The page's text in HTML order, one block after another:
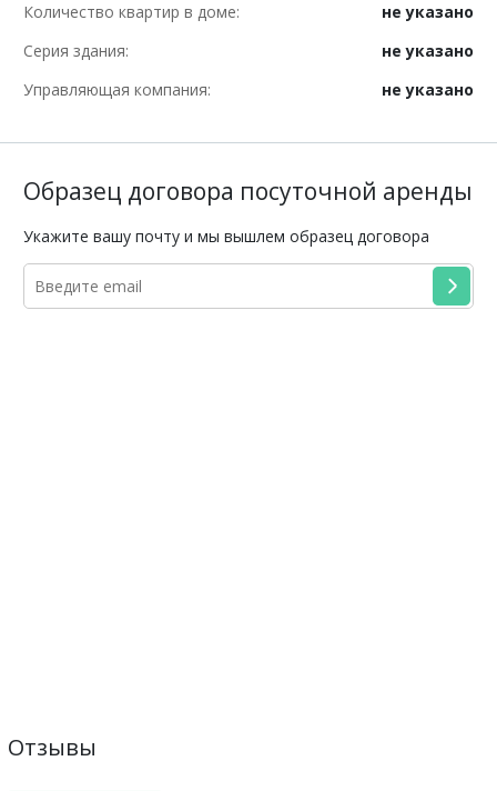
Количество квартир в доме:
не указано
Серия здания:
не указано
Управляющая компания:
не указано
Образец договора посуточной аренды
Укажите вашу почту и мы вышлем образец договора
Отзывы